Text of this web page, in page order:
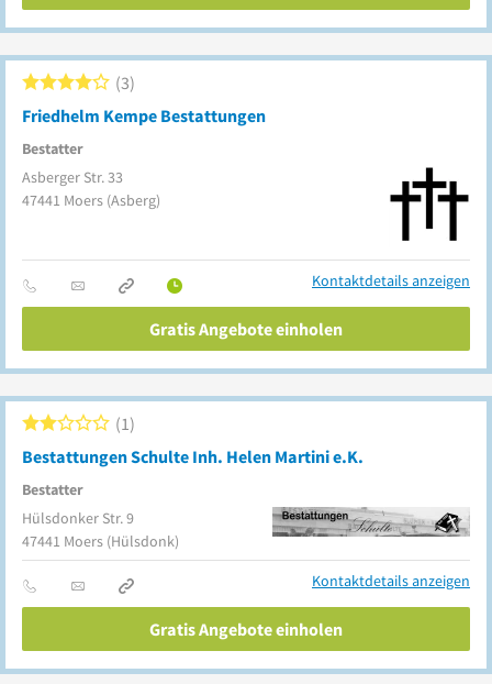
Friedhelm Kempe Bestattungen
Bestatter
3
Asberger Str. 33
47441 Moers (Asberg)
Kontaktdetails anzeigen
Gratis Angebote einholen
Bestattungen Schulte Inh. Helen Martini e.K.
Bestatter
1
Hülsdonker Str. 9
47441 Moers (Hülsdonk)
Kontaktdetails anzeigen
Gratis Angebote einholen